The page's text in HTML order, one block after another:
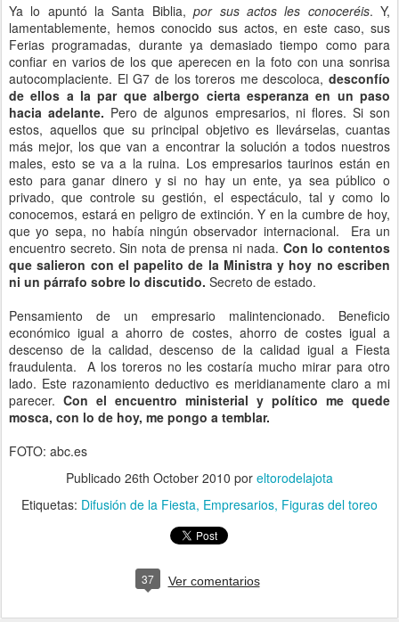
Ya lo apuntó la Santa Biblia,por sus actos les conoceréis. Y,
lamentablemente, hemos conocido sus actos, en este caso, sus
Ferias programadas, durante ya demasiado tiempo como para
confiar en varios de los que aperecen en la foto con una sonrisa
autocomplaciente. El G7 de los toreros me descoloca, desconfío
de ellos a la par que albergo cierta esperanza en un paso
hacia adelante. Pero de algunos empresarios, ni flores. Si son
estos, aquellos que su principal objetivo es llevárselas, cuantas
más mejor, los que van a encontrar la solución a todos nuestros
males, esto se va a la ruina. Los empresarios taurinos están en
esto para ganar dinero y si no hay un ente, ya sea público o
privado, que controle su gestión, el espectáculo, tal y como lo
conocemos, estará en peligro de extinción. Y en la cumbre de hoy,
que yo sepa, no había ningún observador internacional. Era un
encuentro secreto. Sin nota de prensa ni nada. Con lo contentos
que salieron con el papelito de la Ministra y hoy no escriben
ni un párrafo sobre lo discutido. Secreto de estado.
Pensamiento de un empresario malintencionado. Beneficio
económico igual a ahorro de costes, ahorro de costes igual a
descenso de la calidad, descenso de la calidad igual a Fiesta
fraudulenta. A los toreros no les costaría mucho mirar para otro
lado. Este razonamiento deductivo es meridianamente claro a mi
parecer. Con el encuentro ministerial y político me quede
mosca, con lo de hoy, me pongo a temblar.
FOTO: abc.es
Publicado 26th October 2010 por eltorodelajota
Etiquetas: Difusión de la Fiesta Empresarios Figuras del toreo
37 Ver comentarios